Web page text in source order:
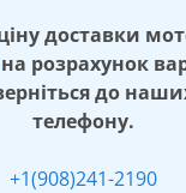
доставки
на розрахунок
до
телефону.
+1(908)241-2190